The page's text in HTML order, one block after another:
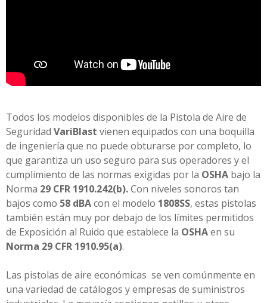
Todos los modelos disponibles de la Pistola de Aire de
Seguridad VariBlast vienen equipados con una boquilla
de ingeniería que no puede obturarse por completo, lo
que garantiza un uso seguro para sus operadores y el
cumplimiento de las normas exigidas por la OSHA bajo la
Norma 29 CFR 1910.242(b).Con niveles sonoros tan
bajos como 58 dBAcon el modelo 1808SS, estas pistolas
también están muy por debajo de los límites permitidos
de Exposición al Ruido que establece la OSHAen su
Norma 29 CFR 1910.95(a).
Las pistolas de aire económicas se ven comúnmente en
una variedad de catálogos y empresas de suministros